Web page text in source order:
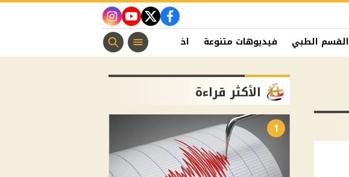
facebook
twitter
youtube
instagram
القسم الطبي فيديوهات متنوعة اخبار الفن منوعات مسيحية
الأكثر قراءة
1